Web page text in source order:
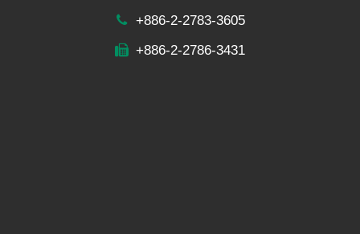
+886-2-2783-3605
+886-2-2786-3431